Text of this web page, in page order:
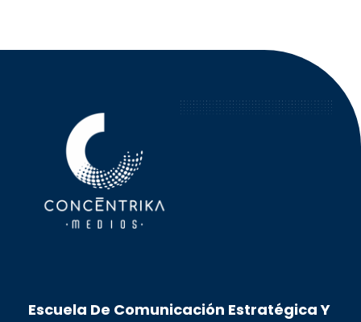
Escuela De Comunicación Estratégica Y